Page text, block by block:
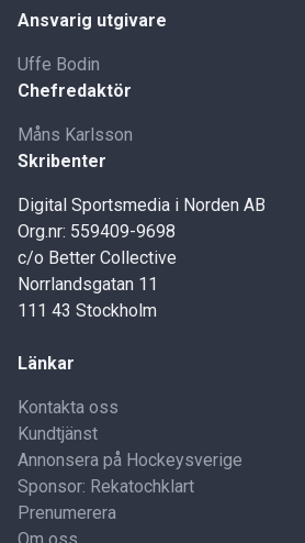
Ansvarig utgivare
Uffe Bodin
Chefredaktör
Måns Karlsson
Skribenter
Digital Sportsmedia i Norden AB
Org.nr: 559409-9698
c/o Better Collective
Norrlandsgatan 11
111 43 Stockholm
Länkar
Kontakta oss
Kundtjänst
Annonsera på Hockeysverige
Sponsor: Rekatochklart
Prenumerera